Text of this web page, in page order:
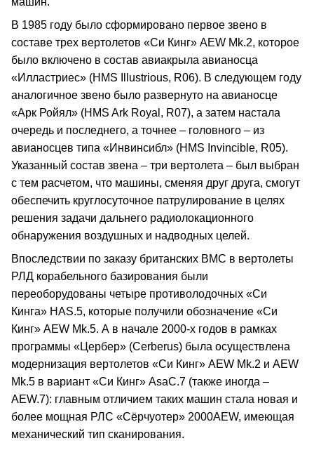
В 1985 году было сформировано первое звено в
составе трех вертолетов «Си Кинг» AEW Mk.2, которое
было включено в состав авиакрыла авианосца
«Илластриес» (HMS Illustrious, R06). В следующем году
аналогичное звено было развернуто на авианосце
«Арк Ройял» (HMS Ark Royal, R07), а затем настала
очередь и последнего, а точнее – головного – из
авианосцев типа «Инвинсибл» (HMS Invincible, R05).
Указанный состав звена – три вертолета – был выбран
с тем расчетом, что машины, сменяя друг друга, смогут
обеспечить круглосуточное патрулирование в целях
решения задачи дальнего радиолокационного
обнаружения воздушных и надводных целей.
Впоследствии по заказу британских ВМС в вертолеты
РЛД корабельного базирования были
переоборудованы четыре противолодочных «Си
Кинга» HAS.5, которые получили обозначение «Си
Кинг» AEW Mk.5. А в начале 2000-х годов в рамках
программы «Цербер» (Cerberus) была осуществлена
модернизация вертолетов «Си Кинг» AEW Mk.2 и AEW
Mk.5 в вариант «Си Кинг» AsaC.7 (также иногда –
AEW.7): главным отличием таких машин стала новая и
более мощная РЛС «Сёрчуотер» 2000AEW, имеющая
механический тип сканирования.